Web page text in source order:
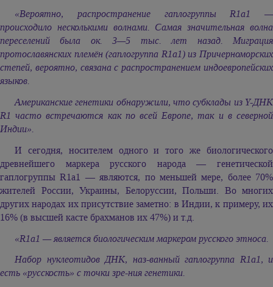
«Вероятно, распространение гаплогруппы R1a1 —
происходило несколькими волнами. Самая значительная волна
переселений была ок. 3—5 тыс. лет назад. Миграция
протославянских племён (гаплогруппа R1a1) из Причерноморских
степей, вероятно, связана с распространением индоевропейских
языков.
Американские генетики обнаружили, что субклады из Y-ДНК
R1 часто встречаются как по всей Европе, так и в северной
Индии».
И сегодня, носителем одного и того же биологического
древнейшего маркера русского народа — генетической
гаплогруппы R1a1 — являются, по меньшей мере, более 70%
жителей России, Украины, Белоруссии, Польши. Во многих
других народах их присутствие заметно: в Индии, к примеру, их
16% (в высшей касте брахманов их 47%) и т.д.
«R1a1 — является биологическим маркером русского этноса.
Набор нуклеотидов ДНК, наз-ванный гаплогруппа R1a1, и
есть «русскость» с точки зре-ния генетики.